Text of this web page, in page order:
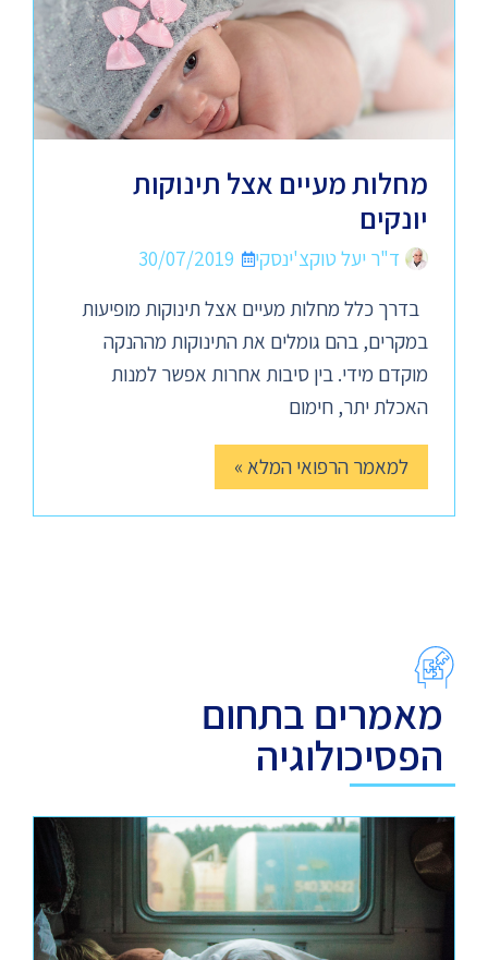
מחלות מעיים אצל תינוקות
יונקים
ד"ר יעל טוקצ'ינסקי
30/07/2019
בדרך כלל מחלות מעיים אצל תינוקות מופיעות
במקרים, בהם גומלים את התינוקות מההנקה
מוקדם מידי. בין סיבות אחרות אפשר למנות
האכלת יתר, חימום
למאמר הרפואי המלא »
מאמרים בתחום
הפסיכולוגיה